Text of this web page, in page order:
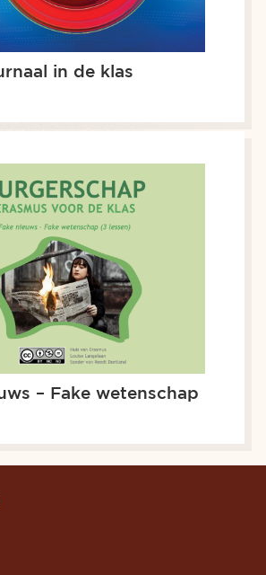
in de klas
– Fake wetenschap